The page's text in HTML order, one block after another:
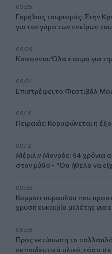
09:35
Γαμήλιος τουρισμός: Στην
για τον γάμο των ονείρων
09:29
Κασσάνοι: Όλα έτοιμα για
09:24
Επιστρέφει το Φεστιβάλ
09:19
Πειραιάς: Κορυφώνεται η
09:12
Μέριλιν Μονρόε: 64 χρόνια
στον μύθο - "Θα ήθελα να
09:05
Κομμάτι πύραυλου που
χρυσή ευκαιρία μελέτης για
08:58
Προς εκτύπωση το πολλαπλό
εκπαιδευτικό υλικό, τόσο